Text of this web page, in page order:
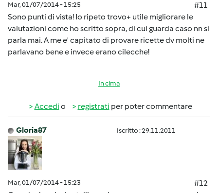
Mar, 01/07/2014 - 15:25
#11
Sono punti di vista! Io ripeto trovo+ utile migliorare le
valutazioni come ho scritto sopra, di cui guarda caso nn si
parla mai. A me e' capitato di provare ricette dv molti ne
parlavano bene e invece erano cilecche!
In cima
Accedi o registrati per poter commentare
Gloria87 Iscritto : 29.11.2011
Mar, 01/07/2014 - 15:23
#12